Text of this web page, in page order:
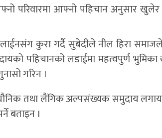
परिवारमा आफ्नो पहिचान अनुसार
कुरा गर्दै सुबेदीले नील हिरा
पहिचानको लडाईमा महत्वपुर्ण
गरिन ।
तथा लैंगिक अल्पसंख्यक समुदाय
बताइन ।